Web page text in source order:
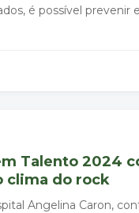
é possível prevenir
Talento 2024
clima do rock
Angelina Caron,